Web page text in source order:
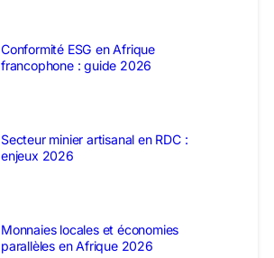
Conformité ESG en Afrique
francophone : guide 2026
Secteur minier artisanal en RDC :
enjeux 2026
Monnaies locales et économies
parallèles en Afrique 2026